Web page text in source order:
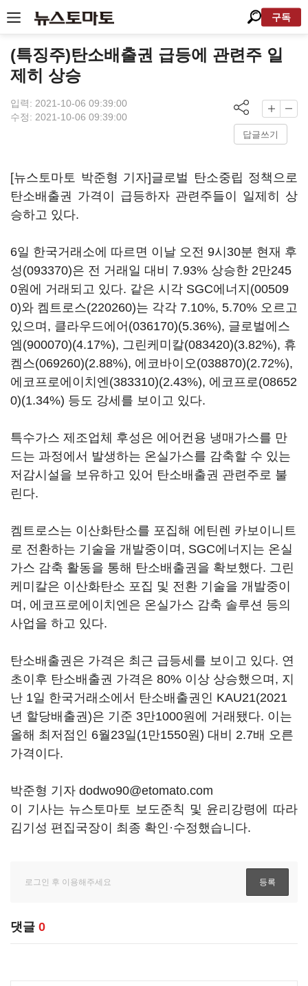
구독
(특징주)탄소배출권 급등에 관련주 일
제히 상승
입력: 2021-10-06 09:39:00
수정: 2021-10-06 09:39:00
답글쓰기
[뉴스토마토 박준형 기자]글로벌 탄소중립 정책으로
탄소배출권 가격이 급등하자 관련주들이 일제히 상
승하고 있다.
6일 한국거래소에 따르면 이날 오전 9시30분 현재 후
성(093370)은 전 거래일 대비 7.93% 상승한 2만245
0원에 거래되고 있다. 같은 시각 SGC에너지(00509
0)와 켐트로스(220260)는 각각 7.10%, 5.70% 오르고
있으며, 클라우드에어(036170)(5.36%), 글로벌에스
엠(900070)(4.17%), 그린케미칼(083420)(3.82%), 휴
켐스(069260)(2.88%), 에코바이오(038870)(2.72%),
에코프로에이치엔(383310)(2.43%), 에코프로(08652
0)(1.34%) 등도 강세를 보이고 있다.
특수가스 제조업체 후성은 에어컨용 냉매가스를 만
드는 과정에서 발생하는 온실가스를 감축할 수 있는
저감시설을 보유하고 있어 탄소배출권 관련주로 불
린다.
켐트로스는 이산화탄소를 포집해 에틴렌 카보이니트
로 전환하는 기술을 개발중이며, SGC에너지는 온실
가스 감축 활동을 통해 탄소배출권을 확보했다. 그린
케미칼은 이산화탄소 포집 및 전환 기술을 개발중이
며, 에코프로에이치엔은 온실가스 감축 솔루션 등의
사업을 하고 있다.
탄소배출권은 가격은 최근 급등세를 보이고 있다. 연
초이후 탄소배출권 가격은 80% 이상 상승했으며, 지
난 1일 한국거래소에서 탄소배출권인 KAU21(2021
년 할당배출권)은 기준 3만1000원에 거래됐다. 이는
올해 최저점인 6월23일(1만1550원) 대비 2.7배 오른
가격이다.
박준형 기자 dodwo90@etomato.com
이 기사는 뉴스토마토 보도준칙 및 윤리강령에 따라
김기성 편집국장이 최종 확인·수정했습니다.
댓글 0